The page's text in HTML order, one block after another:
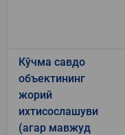
Кўчма савдо
объектининг
жорий
ихтисослашуви
(агар мавжуд